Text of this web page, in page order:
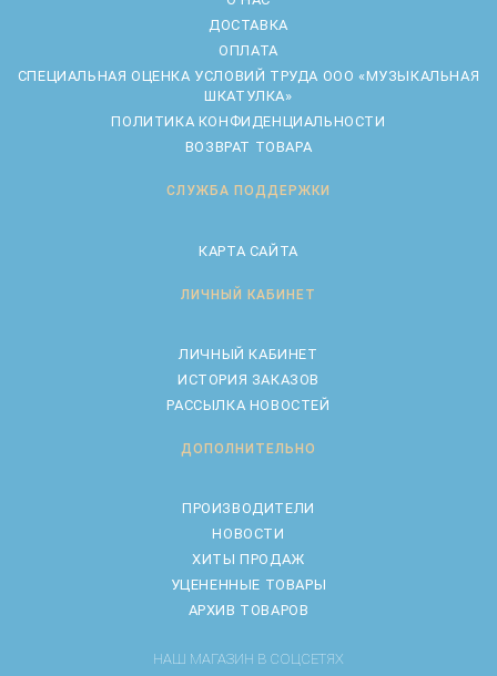
ДОСТАВКА
ОПЛАТА
CПЕЦИАЛЬНАЯ ОЦЕНКА УСЛОВИЙ ТРУДА ООО «МУЗЫКАЛЬНАЯ
ШКАТУЛКА»
ПОЛИТИКА КОНФИДЕНЦИАЛЬНОСТИ
ВОЗВРАТ ТОВАРА
СЛУЖБА ПОДДЕРЖКИ
КАРТА САЙТА
ЛИЧНЫЙ КАБИНЕТ
ЛИЧНЫЙ КАБИНЕТ
ИСТОРИЯ ЗАКАЗОВ
РАССЫЛКА НОВОСТЕЙ
ДОПОЛНИТЕЛЬНО
ПРОИЗВОДИТЕЛИ
НОВОСТИ
ХИТЫ ПРОДАЖ
УЦЕНЕННЫЕ ТОВАРЫ
АРХИВ ТОВАРОВ
НАШ МАГАЗИН В СОЦСЕТЯХ